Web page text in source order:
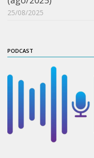
Reprodução
Projeto Brasil Ciência
Dicionários
Medicina
25/08/2025
PODCAST